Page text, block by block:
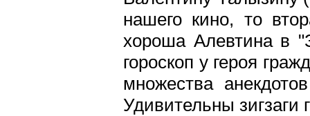
нашего кино, то
хороша Алевтина в
гороскоп у героя
множества
Удивительны зигзаги